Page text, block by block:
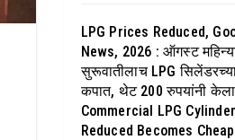
LPG Prices Reduced,
News, 2026 : ऑगस्ट
सुरूवातीलाच LPG
कपात, थेट 200 रुपयांनी
Commercial LPG
Reduced Becomes